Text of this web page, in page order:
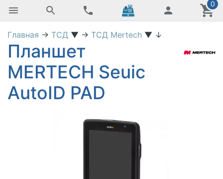
0
Главная → ТСД ▼ → ТСД Mertech ▼ ↓
Планшет
MERTECH Seuic
AutoID PAD